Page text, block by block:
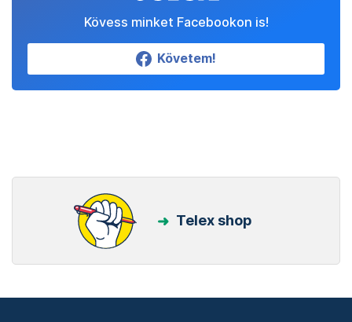
Kövess minket Facebookon is!
Követem!
Telex shop